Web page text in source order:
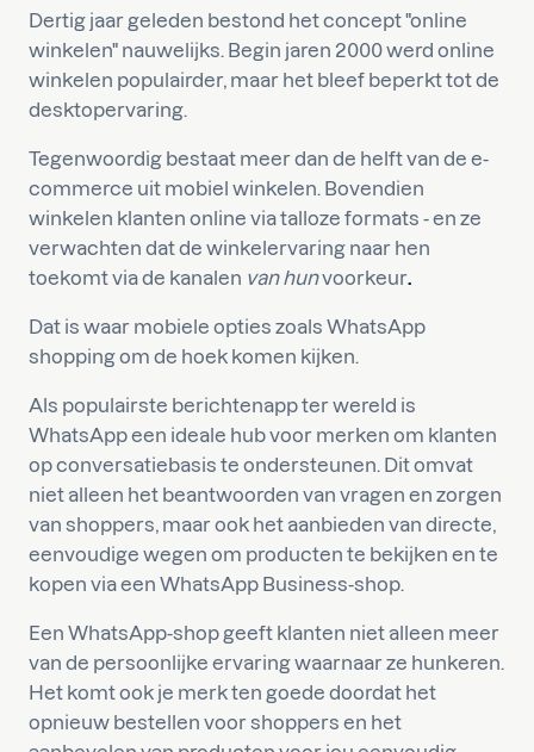
Dertig jaar geleden bestond het concept "online
winkelen" nauwelijks. Begin jaren 2000 werd online
winkelen populairder, maar het bleef beperkt tot de
desktopervaring.
Tegenwoordig bestaat meer dan de helft van de e-
commerce uit mobiel winkelen. Bovendien
winkelen klanten online via talloze formats - en ze
verwachten dat de winkelervaring naar hen
toekomt via de kanalen van hunvoorkeur.
Dat is waar mobiele opties zoals WhatsApp
shopping om de hoek komen kijken.
Als populairste berichtenapp ter wereld is
WhatsApp een ideale hub voor merken om klanten
op conversatiebasis te ondersteunen. Dit omvat
niet alleen het beantwoorden van vragen en zorgen
van shoppers, maar ook het aanbieden van directe,
eenvoudige wegen om producten te bekijken en te
kopen via een WhatsApp Business-shop.
Een WhatsApp-shop geeft klanten niet alleen meer
van de persoonlijke ervaring waarnaar ze hunkeren.
Het komt ook je merk ten goede doordat het
opnieuw bestellen voor shoppers en het